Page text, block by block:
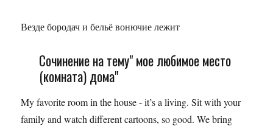
Везде бородач и бельё вонючие лежит
Сочинение на тему" мое любимое место
(комната) дома"
My favorite room in the house - it’s a living. Sit with your
family and watch different cartoons, so good. We bring